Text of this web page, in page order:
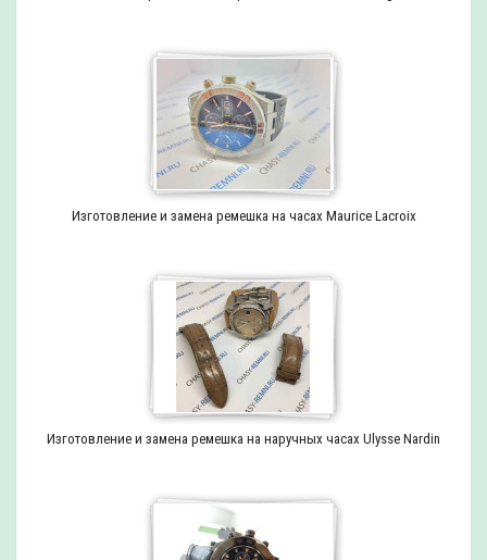
Изготовление и замена ремешка на часах Maurice Lacroix
Изготовление и замена ремешка на наручных часах Ulysse Nardin